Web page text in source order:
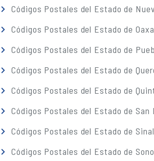
Códigos Postales del Estado de
Códigos Postales del Estado de
Códigos Postales del Estado de
Códigos Postales del Estado de
Códigos Postales del Estado de
Códigos Postales del Estado de
Códigos Postales del Estado de
Códigos Postales del Estado de